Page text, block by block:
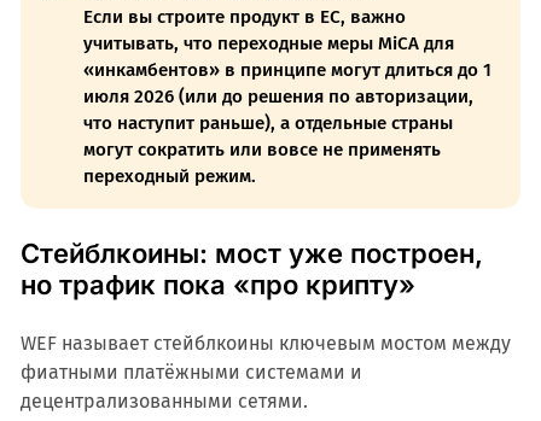
Если вы строите продукт в ЕС, важно
учитывать, что переходные меры MiCA для
«инкамбентов» в принципе могут длиться до 1
июля 2026 (или до решения по авторизации,
что наступит раньше), а отдельные страны
могут сократить или вовсе не применять
переходный режим.
Стейблкоины: мост уже построен,
но трафик пока «про крипту»
WEF называет стейблкоины ключевым мостом между
фиатными платёжными системами и
децентрализованными сетями.